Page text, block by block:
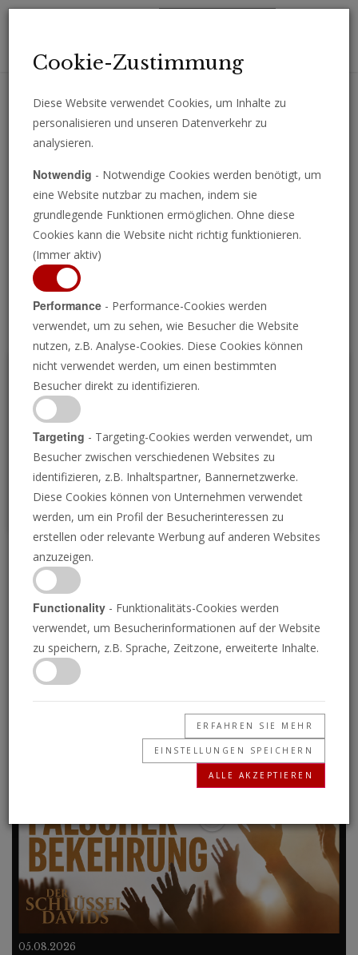
Erhalten Sie wichtige Analysen, Kommentare und Nachrichten
Programm ansehen
P
Wer ist Wladimir Putin? |
In 90 Sekunden
24.01.2018 • 90 Sekunden
Frühere Programme
05.08.2026
Cookie-Zustimmung
Diese Website verwendet Cookies, um Inhalte zu
personalisieren und unseren Datenverkehr zu
analysieren.
Notwendig - Notwendige Cookies werden benötigt, um
eine Website nutzbar zu machen, indem sie
grundlegende Funktionen ermöglichen. Ohne diese
Cookies kann die Website nicht richtig funktionieren.
(Immer aktiv)
Performance - Performance-Cookies werden
verwendet, um zu sehen, wie Besucher die Website
nutzen, z.B. Analyse-Cookies. Diese Cookies können
nicht verwendet werden, um einen bestimmten
Besucher direkt zu identifizieren.
Targeting - Targeting-Cookies werden verwendet, um
Besucher zwischen verschiedenen Websites zu
identifizieren, z.B. Inhaltspartner, Bannernetzwerke.
Diese Cookies können von Unternehmen verwendet
werden, um ein Profil der Besucherinteressen zu
erstellen oder relevante Werbung auf anderen Websites
anzuzeigen.
Functionality - Funktionalitäts-Cookies werden
verwendet, um Besucherinformationen auf der Website
zu speichern, z.B. Sprache, Zeitzone, erweiterte Inhalte.
ERFAHREN SIE MEHR
EINSTELLUNGEN SPEICHERN
ALLE AKZEPTIEREN